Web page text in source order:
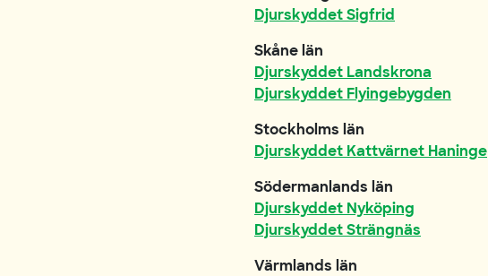
Djurskyddet Sigfrid
Skåne län
Djurskyddet Landskrona
Djurskyddet Flyingebygden
Stockholms län
Djurskyddet Kattvärnet Haninge
Södermanlands län
Djurskyddet Nyköping
Djurskyddet Strängnäs
Värmlands län